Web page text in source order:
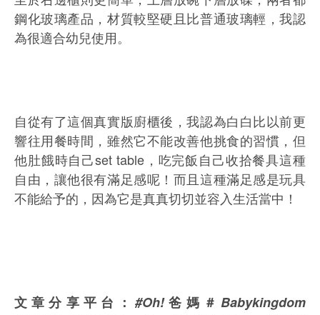
鋼化玻璃產品，材質較堅硬且比普通玻璃輕，我認
為很適合幼兒使用。
自從有了這個真實版廚櫃後，我認為白白比以前更
響往用餐時間，雖然它不能改善他挑食的習慣，但
他肚餓時自己set table，吃完飯自己收拾餐具這種
自由，讓他很有滿足感呢！而且這種滿足感是玩具
不能給予的，因為它是真真切切並容入生活當中！
文章分享平台：#Oh!爸媽＃Babykingdom